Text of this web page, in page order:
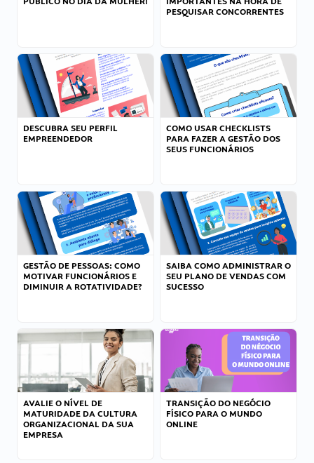
PESQUISAR CONCORRENTES
DESCUBRA SEU PERFIL
EMPREENDEDOR
COMO USAR CHECKLISTS
PARA FAZER A GESTÃO DOS
SEUS FUNCIONÁRIOS
GESTÃO DE PESSOAS: COMO
MOTIVAR FUNCIONÁRIOS E
DIMINUIR A ROTATIVIDADE?
SAIBA COMO ADMINISTRAR O
SEU PLANO DE VENDAS COM
SUCESSO
AVALIE O NÍVEL DE
MATURIDADE DA CULTURA
ORGANIZACIONAL DA SUA
EMPRESA
TRANSIÇÃO DO NEGÓCIO
FÍSICO PARA O MUNDO
ONLINE